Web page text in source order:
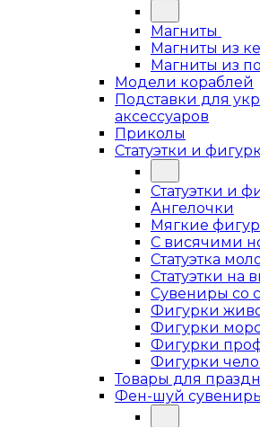
Магниты
Магниты из
Магниты из
Модели кораблей
Подставки для
аксессуаров
Приколы
Статуэтки и
Статуэтки и
Ангелочки
Мягкие
С висячими
Статуэтка
Статуэтки на
Сувениры со
Фигурки
Фигурки
Фигурки
Фигурки
Товары для
Фен-шуй